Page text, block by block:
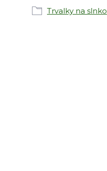
Trvalky na slnko